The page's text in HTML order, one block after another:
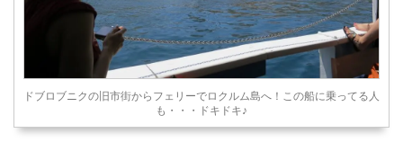
ドブロブニクの旧市街からフェリーでロクルム島へ！この船に乗ってる人
も・・・ドキドキ♪